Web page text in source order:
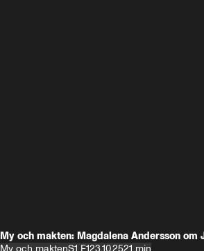
My och makten: Magdalena Andersson om
My och maktenS1 E123.10.2521 min